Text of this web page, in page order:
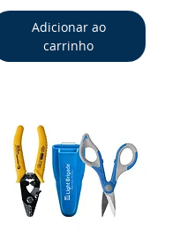
Adicionar ao
carrinho